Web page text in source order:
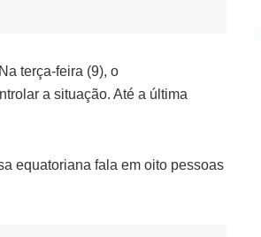
terça-feira (9), o
a situação. Até a última
equatoriana fala em oito pessoas